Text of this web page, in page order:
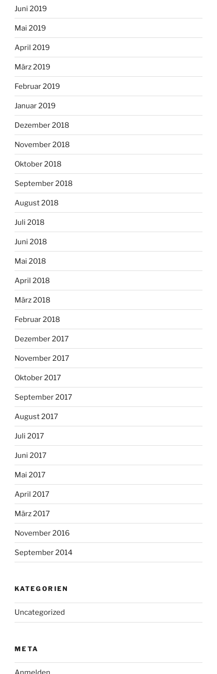
Juni 2019
Mai 2019
April 2019
März 2019
Februar 2019
Januar 2019
Dezember 2018
November 2018
Oktober 2018
September 2018
August 2018
Juli 2018
Juni 2018
Mai 2018
April 2018
März 2018
Februar 2018
Dezember 2017
November 2017
Oktober 2017
September 2017
August 2017
Juli 2017
Juni 2017
Mai 2017
April 2017
März 2017
November 2016
September 2014
KATEGORIEN
Uncategorized
META